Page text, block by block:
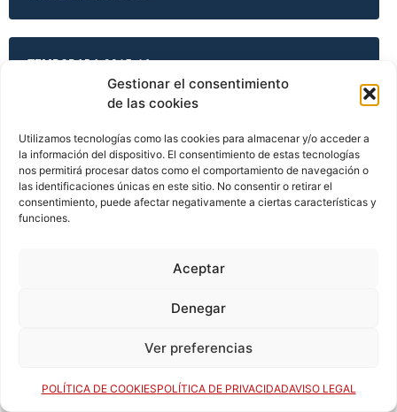
Gestionar el consentimiento
de las cookies
Utilizamos tecnologías como las cookies para almacenar y/o acceder a
la información del dispositivo. El consentimiento de estas tecnologías
nos permitirá procesar datos como el comportamiento de navegación o
las identificaciones únicas en este sitio. No consentir o retirar el
consentimiento, puede afectar negativamente a ciertas características y
funciones.
Aceptar
Denegar
Ver preferencias
POLÍTICA DE COOKIESPOLÍTICA DE PRIVACIDADAVISO LEGAL
TEMPORADA 2015-16
TEMPORADA 2015-16
TEMPORADA 2015-16